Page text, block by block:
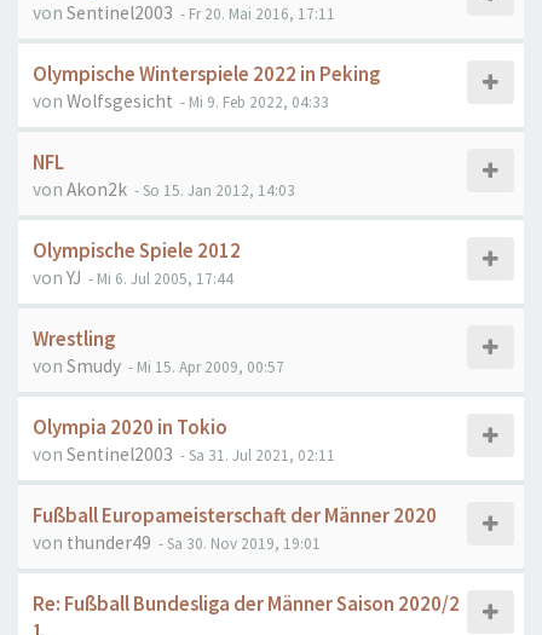
von Sentinel2003 - Fr 20. Mai 2016, 17:11
Olympische Winterspiele 2022 in Peking
von Wolfsgesicht - Mi 9. Feb 2022, 04:33
NFL
von Akon2k - So 15. Jan 2012, 14:03
Olympische Spiele 2012
von YJ - Mi 6. Jul 2005, 17:44
Wrestling
von Smudy - Mi 15. Apr 2009, 00:57
Olympia 2020 in Tokio
von Sentinel2003 - Sa 31. Jul 2021, 02:11
Fußball Europameisterschaft der Männer 2020
von thunder49 - Sa 30. Nov 2019, 19:01
Re: Fußball Bundesliga der Männer Saison 2020/2